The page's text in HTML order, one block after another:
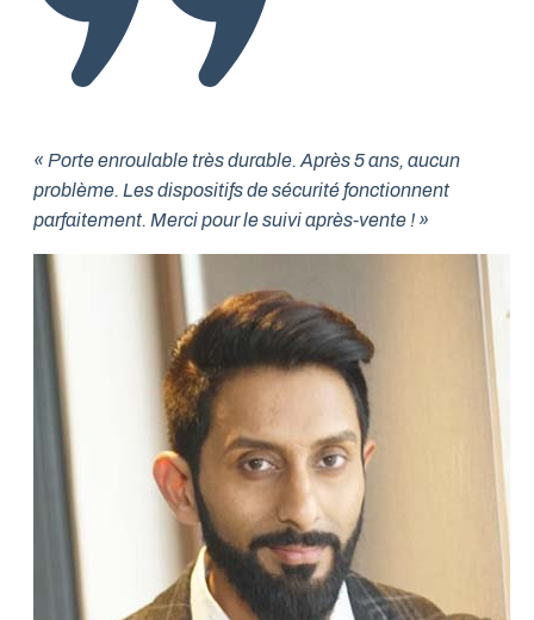
« Porte enroulable très durable. Après 5 ans, aucun
problème. Les dispositifs de sécurité fonctionnent
parfaitement. Merci pour le suivi après-vente ! »